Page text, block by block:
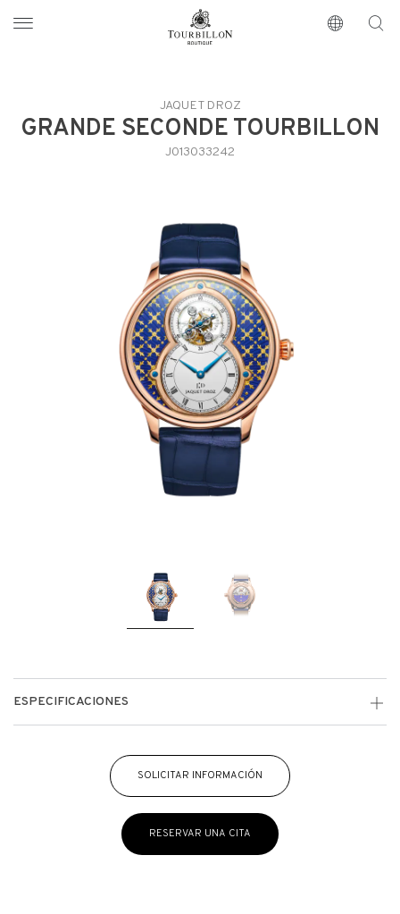
https://www.tourbillon.com/index.php/es
JAQUET DROZ
GRANDE SECONDE TOURBILLON
J013033242
ESPECIFICACIONES
SOLICITAR INFORMACIÓN
RESERVAR UNA CITA